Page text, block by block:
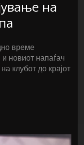
на
време
новиот напаѓач
клубот до крајот